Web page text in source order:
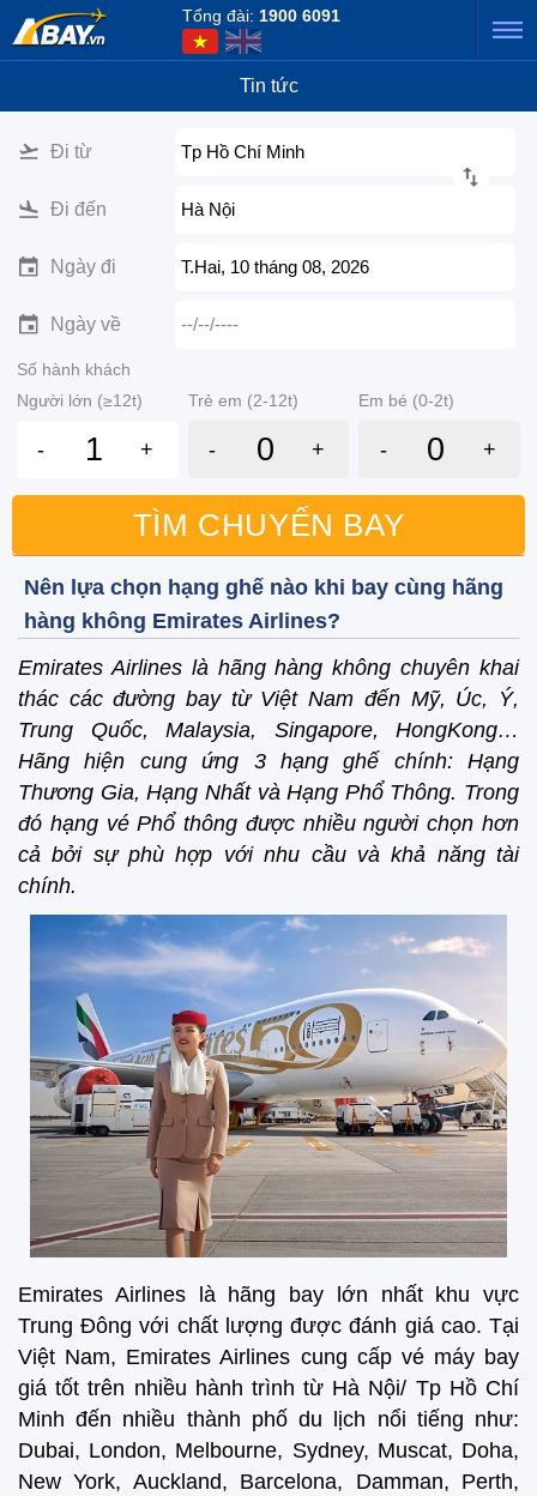
Tổng đài: 1900 6091
Tin tức
Đi từ Tp Hồ Chí Minh
Đi đến Hà Nội
Ngày đi T.Hai, 10 tháng 08, 2026
Ngày về --/--/----
Số hành khách
Người lớn (≥12t)
Trẻ em (2-12t) Em bé (0-2t)
- + - + - +
TÌM CHUYẾN BAY
Nên lựa chọn hạng ghế nào khi bay cùng hãng
hàng không Emirates Airlines?
Emirates Airlines là hãng hàng không chuyên khai
thác các đường bay từ Việt Nam đến Mỹ, Úc, Ý,
Trung Quốc, Malaysia, Singapore, HongKong…
Hãng hiện cung ứng 3 hạng ghế chính: Hạng
Thương Gia, Hạng Nhất và Hạng Phổ Thông. Trong
đó hạng vé Phổ thông được nhiều người chọn hơn
cả bởi sự phù hợp với nhu cầu và khả năng tài
chính.
Emirates Airlines là hãng bay lớn nhất khu vực
Trung Đông với chất lượng được đánh giá cao. Tại
Việt Nam, Emirates Airlines cung cấp vé máy bay
giá tốt trên nhiều hành trình từ Hà Nội/ Tp Hồ Chí
Minh đến nhiều thành phố du lịch nổi tiếng như:
Dubai, London, Melbourne, Sydney, Muscat, Doha,
New York, Auckland, Barcelona, Damman, Perth,